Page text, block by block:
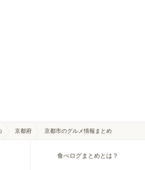
京都府 京都市のグルメ情報まとめ
食べログまとめとは？